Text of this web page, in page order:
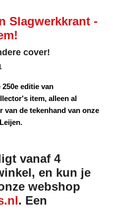
Slagwerkkrant -
cover!
editie van
item, alleen al
van de tekenhand van onze
vanaf 4
en kun je
webshop
. Een